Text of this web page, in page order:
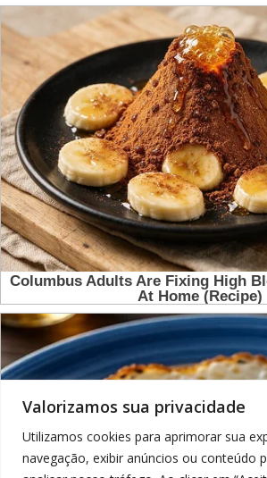
Valorizamos sua privacidade
Utilizamos cookies para aprimorar sua
navegação, exibir anúncios ou conteúdo